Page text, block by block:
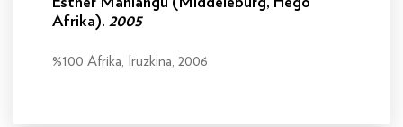
Afrika). 2005
%100 Afrika, Iruzkina, 2006